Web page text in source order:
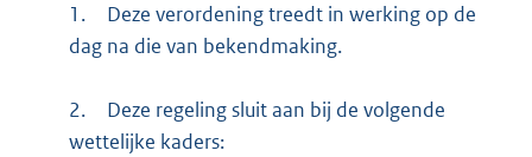
1.
Deze verordening treedt in werking op de
dag na die van bekendmaking.
2.
Deze regeling sluit aan bij de volgende
wettelijke kaders: